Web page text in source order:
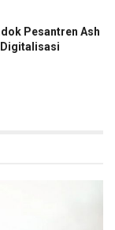
Pesantren Ash